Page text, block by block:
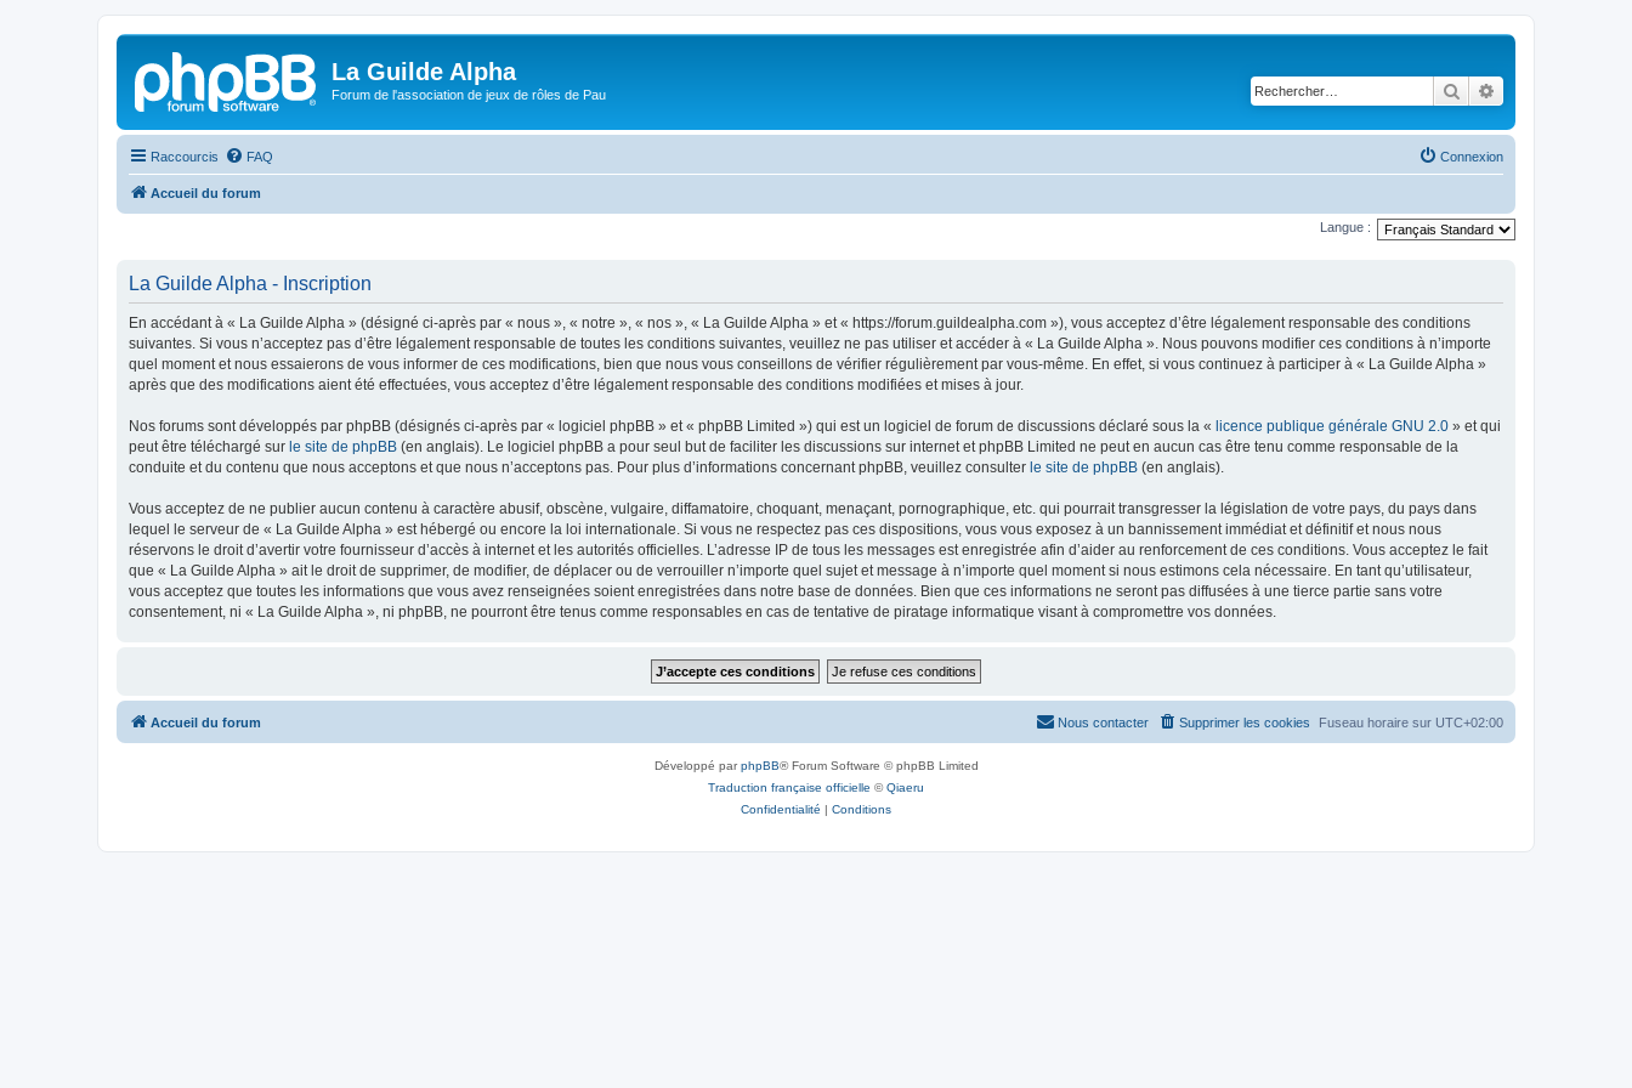
La Guilde Alpha
Forum de l'association de jeux de rôles de Pau Rechercher
Raccourcis FAQ Connexion
Accueil du forum
Langue :
La Guilde Alpha - Inscription
En accédant à « La Guilde Alpha » (désigné ci-après par « nous », « notre », « nos », « La Guilde Alpha » et « https://forum.guildealpha.com »), vous acceptez d’être légalement responsable des conditions
suivantes. Si vous n’acceptez pas d’être légalement responsable de toutes les conditions suivantes, veuillez ne pas utiliser et accéder à « La Guilde Alpha ». Nous pouvons modifier ces conditions à n’importe
quel moment et nous essaierons de vous informer de ces modifications, bien que nous vous conseillons de vérifier régulièrement par vous-même. En effet, si vous continuez à participer à « La Guilde Alpha »
après que des modifications aient été effectuées, vous acceptez d’être légalement responsable des conditions modifiées et mises à jour.
Nos forums sont développés par phpBB (désignés ci-après par « logiciel phpBB » et « phpBB Limited ») qui est un logiciel de forum de discussions déclaré sous la « licence publique générale GNU 2.0 » et qui
peut être téléchargé sur le site de phpBB (en anglais). Le logiciel phpBB a pour seul but de faciliter les discussions sur internet et phpBB Limited ne peut en aucun cas être tenu comme responsable de la
conduite et du contenu que nous acceptons et que nous n’acceptons pas. Pour plus d’informations concernant phpBB, veuillez consulter le site de phpBB (en anglais).
Vous acceptez de ne publier aucun contenu à caractère abusif, obscène, vulgaire, diffamatoire, choquant, menaçant, pornographique, etc. qui pourrait transgresser la législation de votre pays, du pays dans
lequel le serveur de « La Guilde Alpha » est hébergé ou encore la loi internationale. Si vous ne respectez pas ces dispositions, vous vous exposez à un bannissement immédiat et définitif et nous nous
réservons le droit d’avertir votre fournisseur d’accès à internet et les autorités officielles. L’adresse IP de tous les messages est enregistrée afin d’aider au renforcement de ces conditions. Vous acceptez le fait
que « La Guilde Alpha » ait le droit de supprimer, de modifier, de déplacer ou de verrouiller n’importe quel sujet et message à n’importe quel moment si nous estimons cela nécessaire. En tant qu’utilisateur,
vous acceptez que toutes les informations que vous avez renseignées soient enregistrées dans notre base de données. Bien que ces informations ne seront pas diffusées à une tierce partie sans votre
consentement, ni « La Guilde Alpha », ni phpBB, ne pourront être tenus comme responsables en cas de tentative de piratage informatique visant à compromettre vos données.
Accueil du forum Fuseau horaire sur UTC+02:00
Supprimer les cookies
Nous contacter
Développé parphpBB® Forum Software © phpBB Limited
Traduction française officielle ©Qiaeru
Confidentialité | Conditions